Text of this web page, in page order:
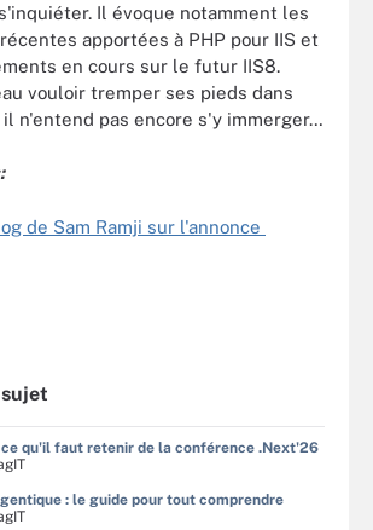
Il évoque notamment les
apportées à PHP pour IIS et
en cours sur le futur IIS8.
vouloir tremper ses pieds dans
il n'entend pas encore s'y immerger…
de Sam Ramji sur l'annonce
ce qu'il faut retenir de la conférence .Next'26
: le guide pour tout comprendre